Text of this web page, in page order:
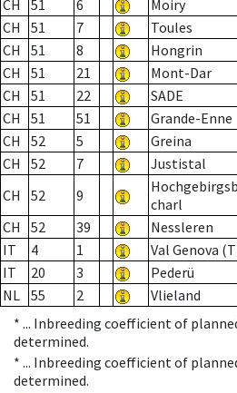
CH 51 6 Moiry
CH
51 7 Toules
CH
51 8 Hongrin
CH
51 21 Mont-Dar
CH
51 22 SADE
CH
51 51 Grande-Enne
CH
52 5 Greina
CH
52 7 Justistal
CH
52 9
charl
CH
52 39 Nessleren
IT
4 1 Val Genova
IT
20 3 Pederü
NL 55 2 Vlieland
* ... Inbreeding coefficient of
determined.
* ... Inbreeding coefficient of
determined.